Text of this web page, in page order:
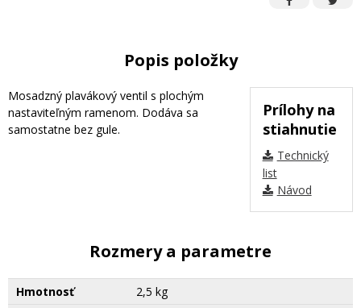
Popis položky
Prílohy na
stiahnutie
Technický
list
Návod
Mosadzný plavákový ventil s plochým
nastaviteľným ramenom. Dodáva sa
samostatne bez gule.
Rozmery a parametre
Hmotnosť
2,5 kg